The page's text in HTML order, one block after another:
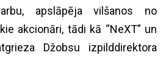
apslāpēja vilšanos no
akcionāri, tādi kā “NeXT” un
Džobsu izpilddirektora